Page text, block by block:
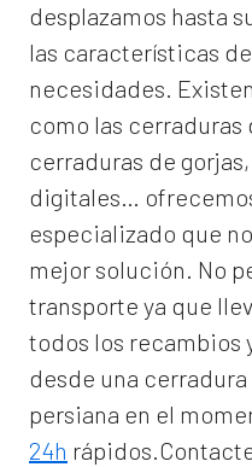
desplazamos hasta
las características
necesidades.
como las cerraduras
cerraduras de
digitales…
especializado que
mejor solución. No
transporte ya que
todos los recambios
desde una
persiana en el
24h